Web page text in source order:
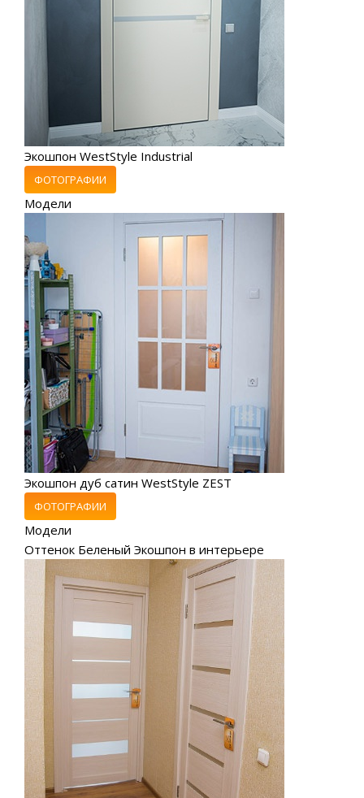
Экошпон WestStyle Industrial
ФОТОГРАФИИ
Модели
Экошпон дуб сатин WestStyle ZEST
ФОТОГРАФИИ
Модели
Оттенок Беленый Экошпон в интерьере